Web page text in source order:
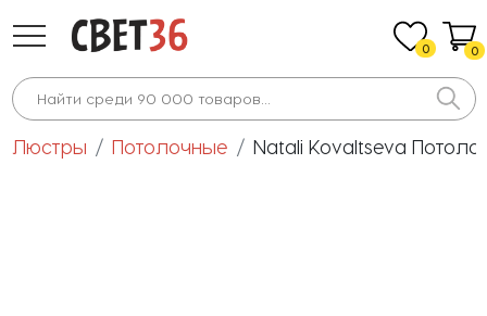
0 0
Люстры Потолочные Natali Kovaltseva